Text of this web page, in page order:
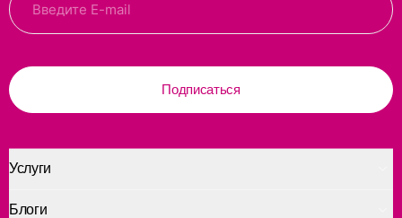
Подписаться
Услуги
Блоги